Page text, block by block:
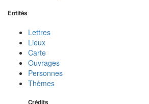
Entités
Lettres
Lieux
Carte
Ouvrages
Personnes
Thèmes
Crédits